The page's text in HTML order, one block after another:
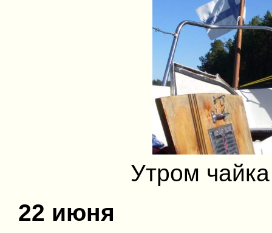
Утром чайка
22 июня